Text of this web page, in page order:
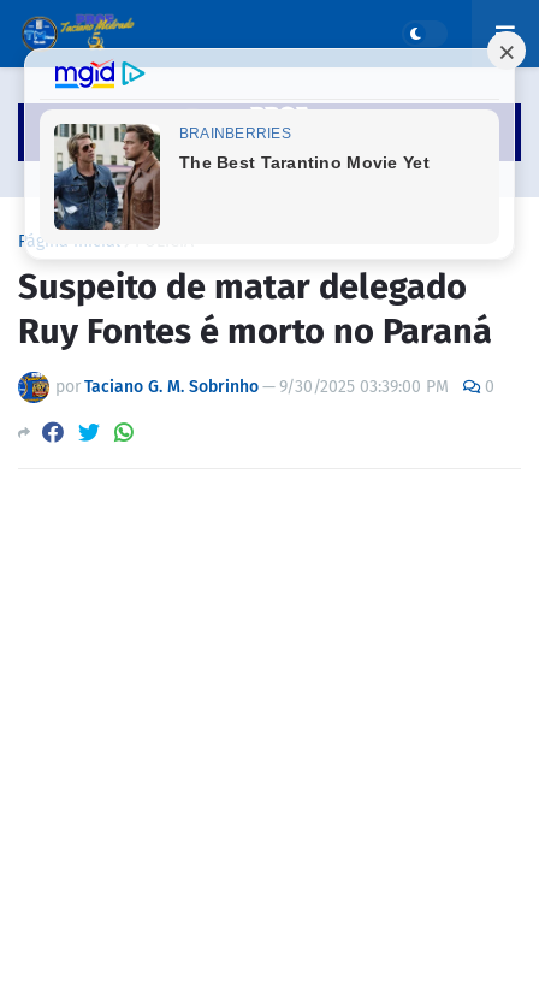
Página inicial
Suspeito de matar delegado
Ruy Fontes é morto no Paraná
porTaciano G. M. Sobrinho—9/30/2025 03:39:00 PM 0